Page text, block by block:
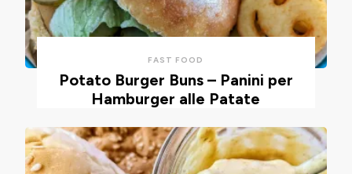
FAST FOOD
Potato Burger Buns – Panini per
Hamburger alle Patate